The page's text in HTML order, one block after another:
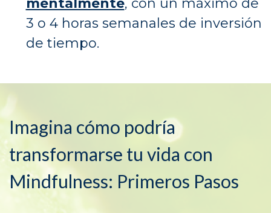
3 o 4 horas semanales de inversión
de tiempo.
Imagina cómo podría
transformarse tu vida con
Mindfulness: Primeros Pasos